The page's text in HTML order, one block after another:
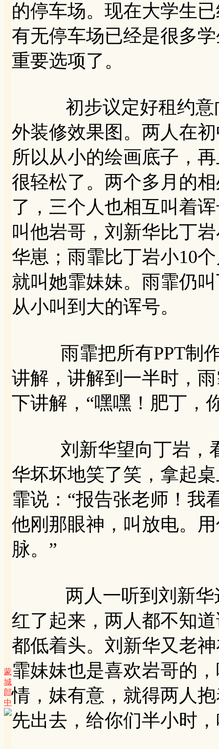
蒙
城
郎
中
的停车场。现在大学生
有无停车场已经是很多
重要选项了。
初步议定好租约意向
外装修效果图。两人在
所以从小的绘画底子，
很轻松了。两个多月的
了，三个人也相互叫着
叫他岩哥，刘新华比丁
华崽；雨霏比丁岩小10
就叫她霏妹妹。雨霏仍
从小叫到大的诨号。
雨霏把所有PPT制作
讲解，讲解到一半时，
下讲解，“嘿嘿！肥丁，
刘新华望向丁岩，看
华坏坏地笑了笑，拿起
霏说：“报告张老师！我
他刚那眼神，叫放电。
脉。”
两人一听到刘新华这
红了起来，两人都不知
都低着头。刘新华又老
霏妹妹也是喜欢岩哥的
情，妹有意，就得两人
先出去，给你们半小时